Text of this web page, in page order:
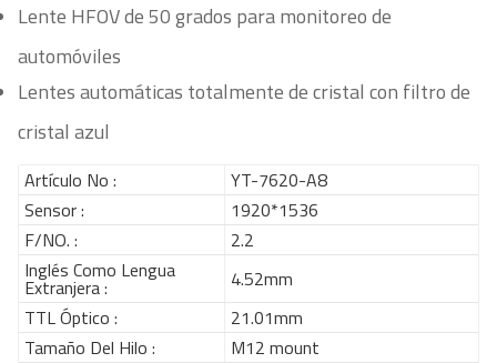
Lente HFOV de 50 grados para monitoreo de
automóviles
Lentes automáticas totalmente de cristal con filtro de
cristal azul
Artículo No :
YT-7620-A8
Sensor :
1920*1536
F/NO. :
2.2
Inglés Como Lengua
Extranjera :
4.52mm
TTL Óptico :
21.01mm
Tamaño Del Hilo :
M12 mount